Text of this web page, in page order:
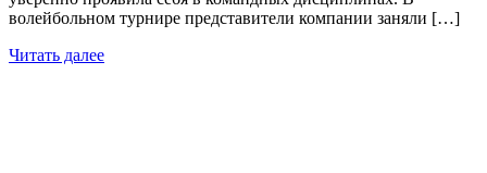
волейбольном турнире представители компании заняли […]
Читать далее